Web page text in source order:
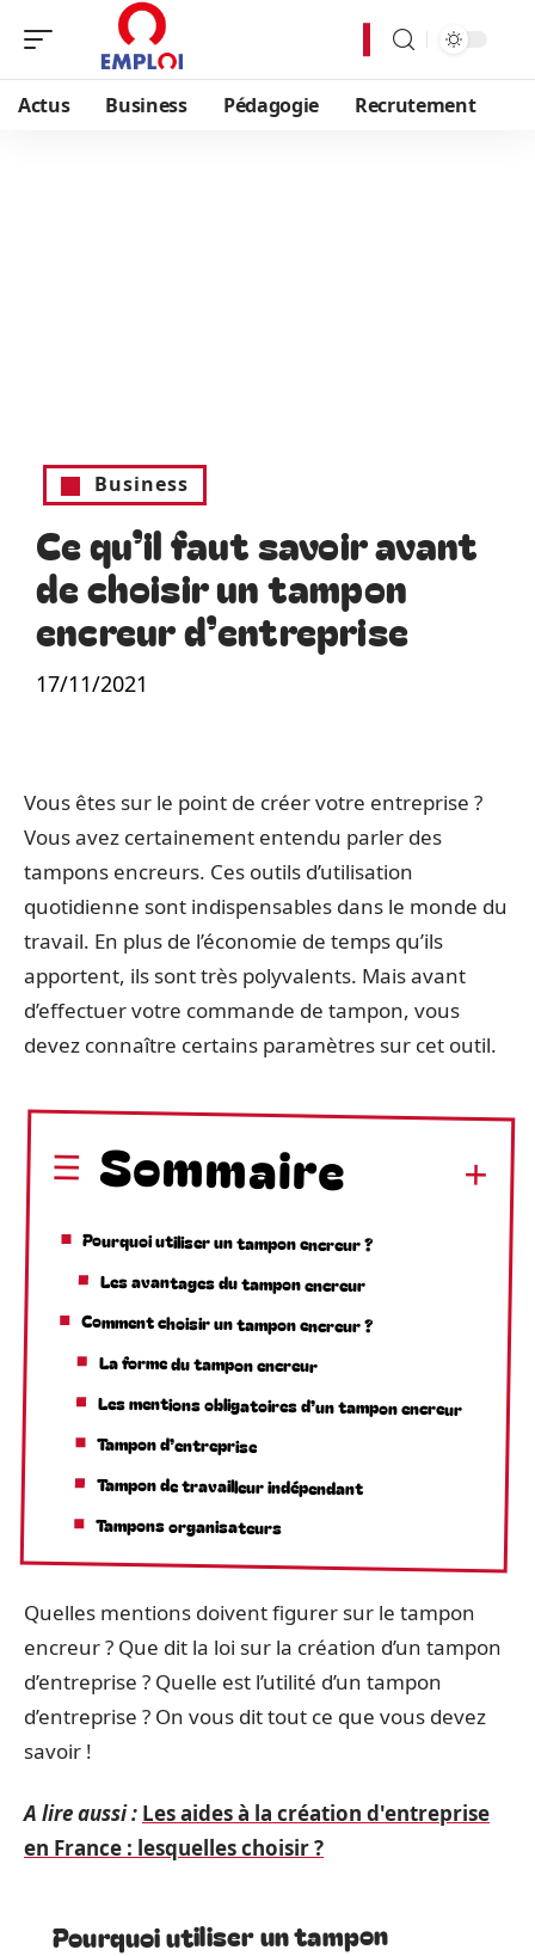
Actus Business Pédagogie Recrutement
Business
Ce qu’il faut savoir avant
de choisir un tampon
encreur d’entreprise
17/11/2021
Vous êtes sur le point de créer votre entreprise ?
Vous avez certainement entendu parler des
tampons encreurs. Ces outils d’utilisation
quotidienne sont indispensables dans le monde du
travail. En plus de l’économie de temps qu’ils
apportent, ils sont très polyvalents. Mais avant
d’effectuer votre commande de tampon, vous
devez connaître certains paramètres sur cet outil.
Sommaire
Pourquoi utiliser un tampon encreur ?
Les avantages du tampon encreur
Comment choisir un tampon encreur ?
La forme du tampon encreur
Les mentions obligatoires d’un tampon encreur
Tampon d’entreprise
Tampon de travailleur indépendant
Tampons organisateurs
Quelles mentions doivent figurer sur le tampon
encreur ? Que dit la loi sur la création d’un tampon
d’entreprise ? Quelle est l’utilité d’un tampon
d’entreprise ? On vous dit tout ce que vous devez
savoir !
A lire aussi : Les aides à la création d'entreprise
en France : lesquelles choisir ?
Pourquoi utiliser un tampon